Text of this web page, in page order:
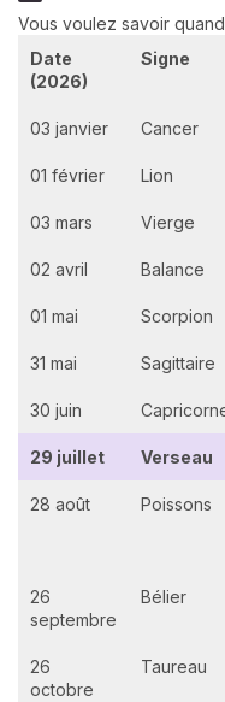
Vous voulez savoir
Date
(2026)
Signe
03 janvier Cancer
01 février Lion
03 mars Vierge
02 avril Balance
01 mai Scorpion
31 mai Sagittaire
30 juin
29 juillet Verseau
28 août Poissons
26
septembre
Bélier
26
octobre
Taureau